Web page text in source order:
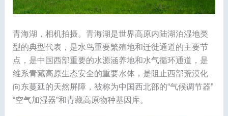
青海湖，相机拍摄。青海湖是世界高原内陆湖泊湿地类
型的典型代表，是水鸟重要繁殖地和迁徙通道的主要节
点，是中国西部重要的水源涵养地和水气循环通道，是
维系青藏高原生态安全的重要水体，是阻止西部荒漠化
向东蔓延的天然屏障，被称为中国西北部的“气候调节器”
“空气加湿器”和青藏高原物种基因库。